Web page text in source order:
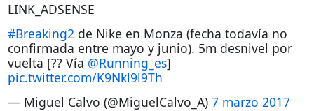
LINK_ADSENSE
#Breaking2de Nike en Monza (fecha todavía no
confirmada entre mayo y junio). 5m desnivel por
vuelta [?? Vía @Running_es]
pic.twitter.com/K9Nkl9l9Th
— Miguel Calvo (@MiguelCalvo_A) 7 marzo 2017